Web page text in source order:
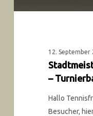
12. September
–
Hallo
Besucher,